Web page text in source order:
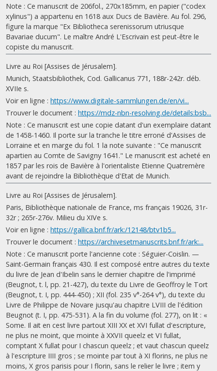
Note : Ce manuscrit de 206fol., 270x185mm, en papier ("codex
xylinus") a appartenu en 1618 aux Ducs de Bavière. Au fol. 296,
figure la marque "Ex Bibliotheca serenissorum utriusque
Bavariae ducum". Le maître André L'Escrivain est peut-être le
copiste du manuscrit.
Livre au Roi [Assises de Jérusalem].
Munich, Staatsbibliothek, Cod. Gallicanus 771, 188r-242r. déb.
XVIIe s.
Voir en ligne : https://www.digitale-sammlungen.de/en/vi...
Trouver le document : https://mdz-nbn-resolving.de/details:bsb...
Note : Ce manuscrit est une copie datant d'un exemplaire datant
de 1458-1460. Il porte sur la tranche le titre erroné d'Assises de
Lorraine et en marge du fol. 1 la note suivante : "Ce manuscrit
apartien au Comte de Savigny 1641." Le manuscrit est acheté en
1857 par les rois de Bavière à l'orientaliste Etienne Quatremère
avant de rejoindre la Bibliothèque d'Etat de Munich.
Livre au Roi [Assises de Jérusalem].
Paris, Bibliothèque nationale de France, ms français 19026, 31r-
32r ; 265r-276v. Milieu du XIVe s.
Voir en ligne : https://gallica.bnf.fr/ark:/12148/btv1b5...
Trouver le document : https://archivesetmanuscrits.bnf.fr/ark:...
Note : Ce manuscrit porte l'ancienne cote : Séguier-Coislin. —
Saint-Germain français 430. Il est composé entre autres du texte
du livre de Jean d'Ibelin sans le dernier chapitre de l'imprimé
(Beugnot, t. l, pp. 21-427), du texte du Livre de Geoffroy le Tort
(Beugnot, t. I, pp. 444-450) ; XII (fol. 235 v°-264 v°), du texte du
Livre de Philippe de Novare jusqu'au chapitre LVIII de l'édition
Beugnot (t. I, pp. 475-531). A la fin du volume (fol. 277), on lit : «
Some. Il ait en cest livre partout XIII XX et XVI fullat d'escripture,
ne plus ne moint, que mointe à XXVII queelz et VI fullat,
comptant X fullat pour I chascun queelz ; et vaut chascun queelz
à l'escripture IIII gros ; se mointe par tout à XI florins, ne plus ne
moins, X gros parisis pour I florin, sans le relier le livre ; item y